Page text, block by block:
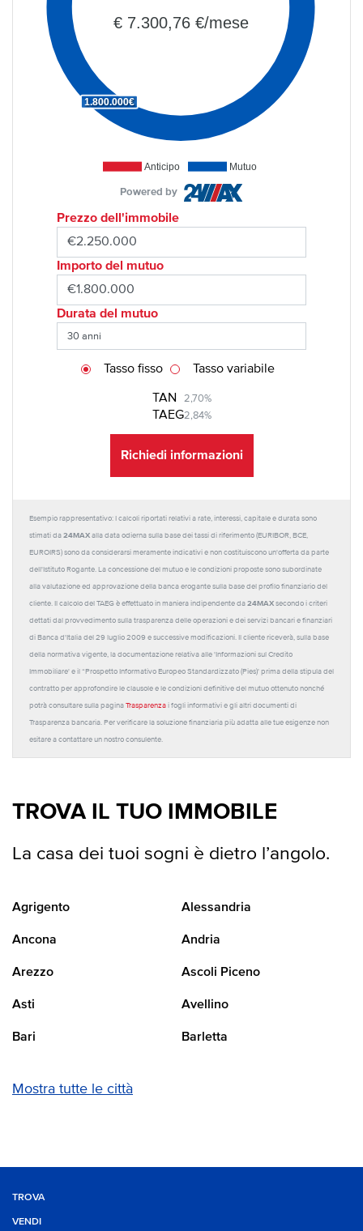
Anticipo Mutuo
1.800.000€
€ 7.300,76 €/mese
Powered by
Prezzo dell'immobile
Importo del mutuo
Durata del mutuo
TAN 2,70%
TAEG2,84%
Tasso fisso Tasso variabile
Richiedi informazioni
Esempio rappresentativo: I calcoli riportati relativi a rate, interessi, capitale e durata sono
stimati da 24MAX alla data odierna sulla base dei tassi di riferimento (EURIBOR, BCE,
EUROIRS) sono da considerarsi meramente indicativi e non costituiscono un'offerta da parte
dell'Istituto Rogante. La concessione del mutuo e le condizioni proposte sono subordinate
alla valutazione ed approvazione della banca erogante sulla base del profilo finanziario del
cliente. Il calcolo del TAEG è effettuato in maniera indipendente da 24MAX secondo i criteri
dettati dal provvedimento sulla trasparenza delle operazioni e dei servizi bancari e finanziari
di Banca d'Italia del 29 luglio 2009 e successive modificazioni. Il cliente riceverà, sulla base
della normativa vigente, la documentazione relativa alle 'Informazioni sul Credito
Immobiliare' e il “Prospetto Informativo Europeo Standardizzato (Pies)' prima della stipula del
contratto per approfondire le clausole e le condizioni definitive del mutuo ottenuto nonché
potrà consultare sulla pagina Trasparenza i fogli informativi e gli altri documenti di
Trasparenza bancaria. Per verificare la soluzione finanziaria più adatta alle tue esigenze non
esitare a contattare un nostro consulente.
TROVA IL TUO IMMOBILE
La casa dei tuoi sogni è dietro l’angolo.
Agrigento Alessandria
Ancona Andria
Arezzo Ascoli Piceno
Asti Avellino
Bari Barletta
Mostra tutte le città
TROVA
VENDI